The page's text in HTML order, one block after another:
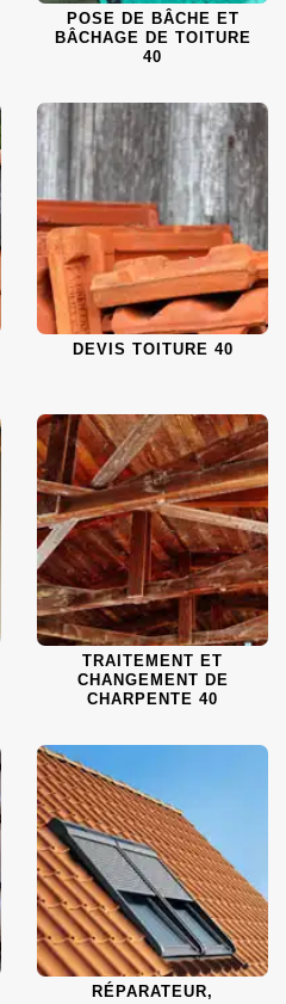
POSE DE BÂCHE ET
BÂCHAGE DE TOITURE
40
DEVIS TOITURE 40
TRAITEMENT ET
CHANGEMENT DE
CHARPENTE 40
RÉPARATEUR,